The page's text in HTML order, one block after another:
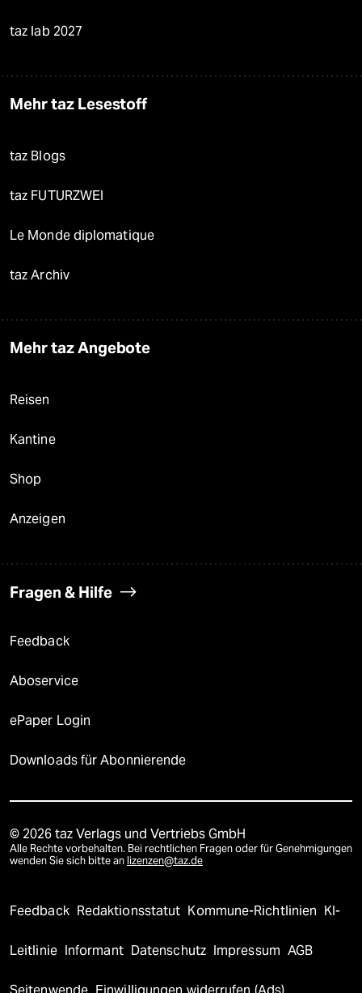
taz lab 2027
Mehr taz Lesestoff
taz Blogs
taz FUTURZWEI
Le Monde diplomatique
taz Archiv
Mehr taz Angebote
Reisen
Kantine
Shop
Anzeigen
Fragen & Hilfe
Feedback
Aboservice
ePaper Login
Downloads für Abonnierende
© 2026 taz Verlags und Vertriebs GmbH
Alle Rechte vorbehalten. Bei rechtlichen Fragen oder für Genehmigungen
wenden Sie sich bitte an lizenzen@taz.de
Feedback Redaktionsstatut Kommune-Richtlinien KI-
Leitlinie Informant Datenschutz Impressum AGB